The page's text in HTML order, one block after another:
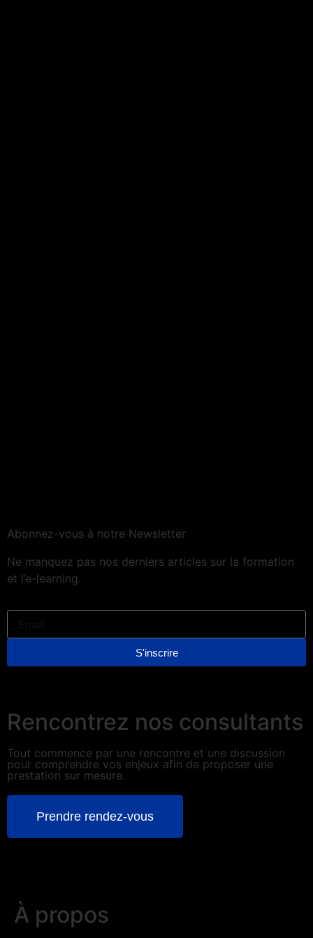
Abonnez-vous à notre Newsletter
Ne manquez pas nos derniers articles sur la formation
et l’e-learning.
S'inscrire
Rencontrez nos consultants
Tout commence par une rencontre et une discussion
pour comprendre vos enjeux afin de proposer une
prestation sur mesure.
Prendre rendez-vous
À propos